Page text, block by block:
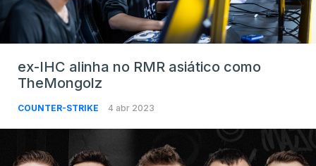
ex-IHC alinha no RMR asiático como
TheMongolz
COUNTER-STRIKE 4 abr 2023